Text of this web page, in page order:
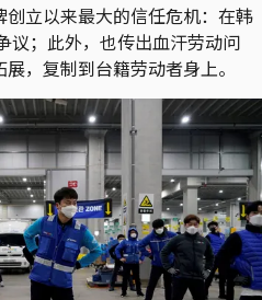
立以来最大的信任危机：在韩
议；此外，也传出血汗劳动问
，复制到台籍劳动者身上。